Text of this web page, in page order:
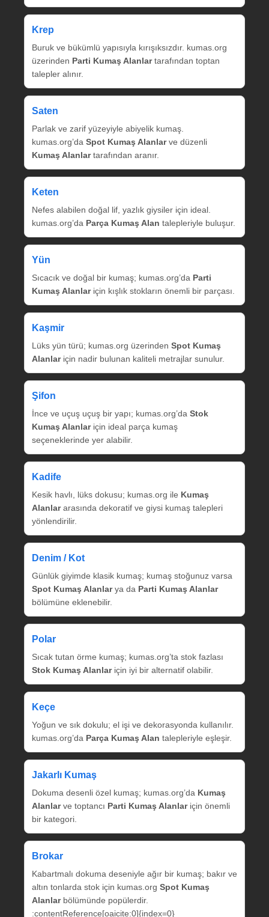
Krep
Buruk ve bükümlü yapısıyla kırışıksızdır. kumas.org
üzerinden Parti Kumaş Alanlartarafından toptan
talepler alınır.
Saten
Parlak ve zarif yüzeyiyle abiyelik kumaş.
kumas.org’da Spot Kumaş Alanlarve düzenli
Kumaş Alanlartarafından aranır.
Keten
Nefes alabilen doğal lif, yazlık giysiler için ideal.
kumas.org’da Parça Kumaş Alan talepleriyle buluşur.
Yün
Sıcacık ve doğal bir kumaş; kumas.org’da Parti
Kumaş Alanlariçin kışlık stokların önemli bir parçası.
Kaşmir
Lüks yün türü; kumas.org üzerinden Spot Kumaş
Alanlariçin nadir bulunan kaliteli metrajlar sunulur.
Şifon
İnce ve uçuş uçuş bir yapı; kumas.org’da Stok
Kumaş Alanlariçin ideal parça kumaş
seçeneklerinde yer alabilir.
Kadife
Kesik havlı, lüks dokusu; kumas.org ile Kumaş
Alanlararasında dekoratif ve giysi kumaş talepleri
yönlendirilir.
Denim / Kot
Günlük giyimde klasik kumaş; kumaş stoğunuz varsa
Spot Kumaş Alanlarya da Parti Kumaş Alanlar
bölümüne eklenebilir.
Polar
Sıcak tutan örme kumaş; kumas.org’ta stok fazlası
Stok Kumaş Alanlariçin iyi bir alternatif olabilir.
Keçe
Yoğun ve sık dokulu; el işi ve dekorasyonda kullanılır.
kumas.org’da Parça Kumaş Alan talepleriyle eşleşir.
Jakarlı Kumaş
Dokuma desenli özel kumaş; kumas.org’da Kumaş
Alanlarve toptancı Parti Kumaş Alanlariçin önemli
bir kategori.
Brokar
Kabartmalı dokuma deseniyle ağır bir kumaş; bakır ve
altın tonlarda stok için kumas.org Spot Kumaş
Alanlarbölümünde popülerdir.
:contentReference[oaicite:0]{index=0}